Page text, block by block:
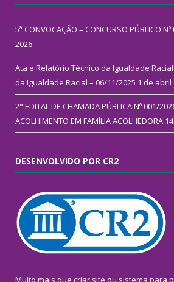
5ª CONVOCAÇÃO – CONCURSO PÚBLICO
2026
Ata e Relatório Técnico da Igualdade
da Igualdade Racial – 06/11/2025 1 de abril
2° EDITAL DE CHAMADA PÚBLICA Nº 001/
ACOLHIMENTO EM FAMÍLIA ACOLHEDORA
DESENVOLVIDO POR CR2